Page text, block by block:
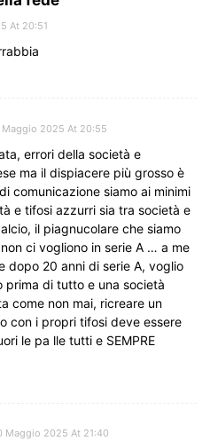
At 20:51
Maggio 2025 At 20:55
errori della società e
ma il dispiacere più grosso è
comunicazione siamo ai minimi
e tifosi azzurri sia tra società e
il piagnucolare che siamo
ci vogliono in serie A … a me
dopo 20 anni di serie A, voglio
prima di tutto e una società
come non mai, ricreare un
con i propri tifosi deve essere
le pa lle tutti e SEMPRE
Maggio 2025 At 21:40